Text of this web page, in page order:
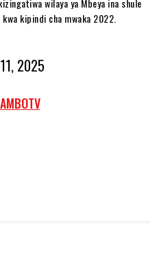
wilaya ya Mbeya ina shule
kipindi cha mwaka 2022.
2025